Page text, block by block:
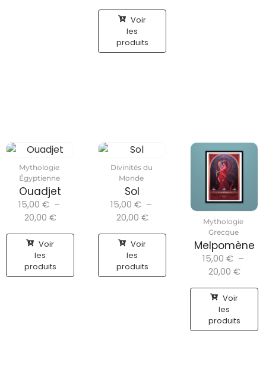
Voir
les
produits
Mythologie
Égyptienne
Ouadjet
15,00 € –
20,00 €
Voir
les
produits
Divinités du
Monde
Sol
15,00 € –
20,00 €
Voir
les
produits
Mythologie
Grecque
Melpomène
15,00 € –
20,00 €
Voir
les
produits